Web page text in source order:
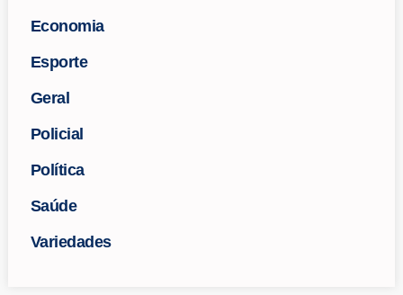
Economia
Esporte
Geral
Policial
Política
Saúde
Variedades